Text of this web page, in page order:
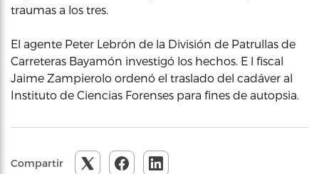
traumas a los tres.
El agente Peter Lebrón de la División de Patrullas de
Carreteras Bayamón investigó los hechos. E l fiscal
Jaime Zampierolo ordenó el traslado del cadáver al
Instituto de Ciencias Forenses para fines de autopsia.
Compartir